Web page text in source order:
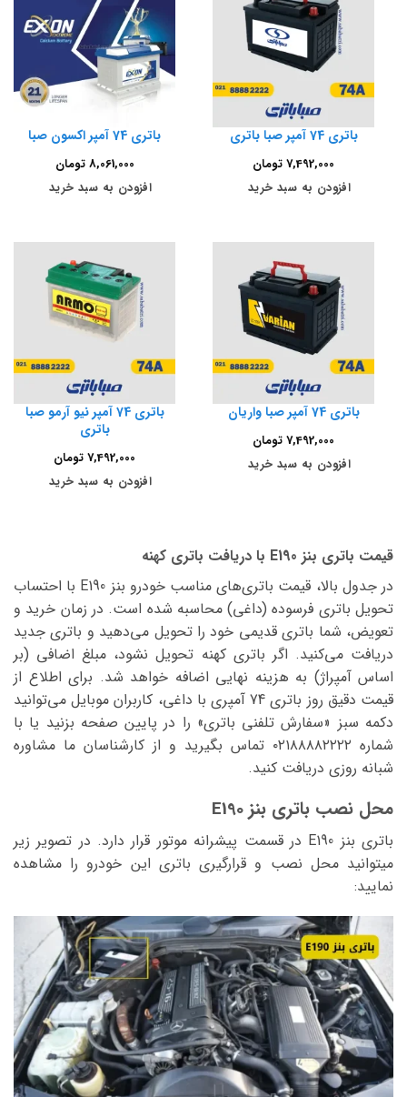
باتری 74 آمپر صبا باتری
7,492,000تومان
افزودن به سبد خرید
باتری 74 آمپر اکسون صبا
8,061,000 تومان
افزودن به سبد خرید
باتری 74 آمپر صبا واریان
7,492,000تومان
افزودن به سبد خرید
باتری 74 آمپر نیو آرمو صبا
باتری
7,492,000تومان
افزودن به سبد خرید
قیمت باتری بنز E190 با دریافت باتری کهنه
در جدول بالا، قیمت باتری‌های مناسب خودرو بنز E190 با احتساب
تحویل باتری فرسوده (داغی) محاسبه شده است. در زمان خرید و
تعویض، شما باتری قدیمی خود را تحویل می‌دهید و باتری جدید
دریافت می‌کنید. اگر باتری کهنه تحویل نشود، مبلغ اضافی (بر
اساس آمپراژ) به هزینه نهایی اضافه خواهد شد. برای اطلاع از
قیمت دقیق روز باتری 74 آمپری با داغی، کاربران موبایل می‌توانید
دکمه سبز «سفارش تلفنی باتری» را در پایین صفحه بزنید یا با
شماره ۰۲۱۸۸۸۸۲۲۲۲ تماس بگیرید و از کارشناسان ما مشاوره
شبانه روزی دریافت کنید.
محل نصب باتری بنز E190
باتری بنز E190 در قسمت پیشرانه موتور قرار دارد. در تصویر زیر
میتوانید محل نصب و قرارگیری باتری این خودرو را مشاهده
نمایید: